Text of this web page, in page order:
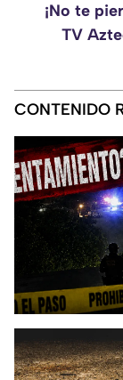
¡No te
TV
CONTENIDO